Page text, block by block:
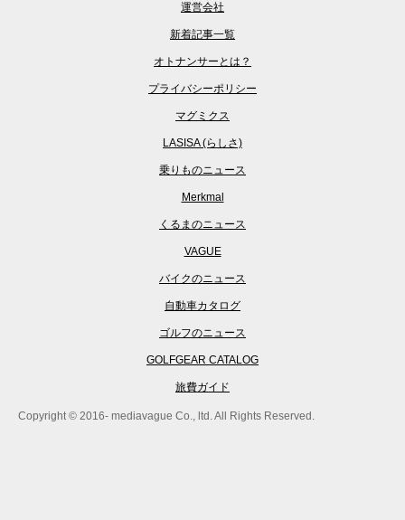
運営会社
新着記事一覧
オトナンサーとは？
プライバシーポリシー
マグミクス
LASISA (らしさ)
乗りものニュース
Merkmal
くるまのニュース
VAGUE
バイクのニュース
自動車カタログ
ゴルフのニュース
GOLFGEAR CATALOG
旅費ガイド
Copyright © 2016- mediavague Co., ltd. All Rights Reserved.